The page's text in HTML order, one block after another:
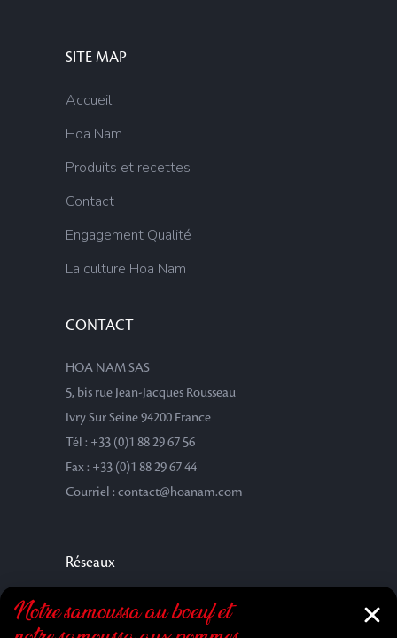
SITE MAP
Accueil
Hoa Nam
Produits et recettes
Contact
Engagement Qualité
La culture Hoa Nam
CONTACT
HOA NAM SAS
5, bis rue Jean-Jacques Rousseau
Ivry Sur Seine 94200 France
Tél : +33 (0)1 88 29 67 56
Fax : +33 (0)1 88 29 67 44
Courriel : contact@hoanam.com
Réseaux
Notre samoussa au bœuf et